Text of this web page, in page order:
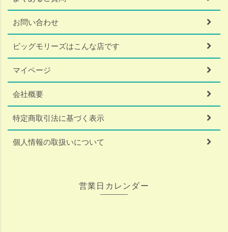
お問い合わせ
ビッグモリーズはこんな店です
マイページ
会社概要
特定商取引法に基づく表示
個人情報の取扱いについて
営業日カレンダー